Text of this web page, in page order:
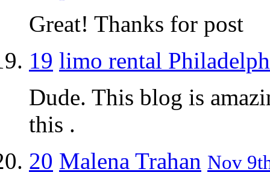
Great! Thanks for post
19 limo rental
Dude. This blog is
this .
20 Malena Trahan Nov